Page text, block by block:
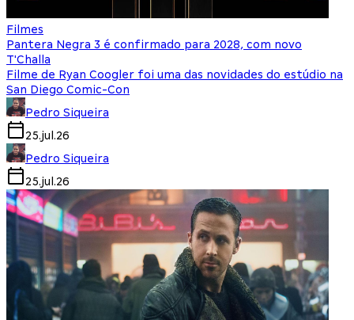
Filmes
Pantera Negra 3 é confirmado para 2028, com novo
T'Challa
Filme de Ryan Coogler foi uma das novidades do estúdio na
San Diego Comic-Con
Pedro Siqueira
25.jul.26
Pedro Siqueira
25.jul.26